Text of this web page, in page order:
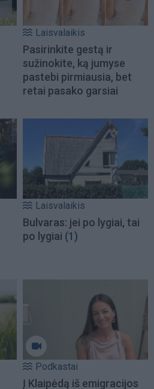
Laisvalaikis
Pasirinkite gestą ir
sužinokite, ką jumyse
pastebi pirmiausia, bet
retai pasako garsiai
Laisvalaikis
Bulvaras: jei po lygiai, tai
po lygiai (1)
Podkastai
Į Klaipėdą iš emigracijos